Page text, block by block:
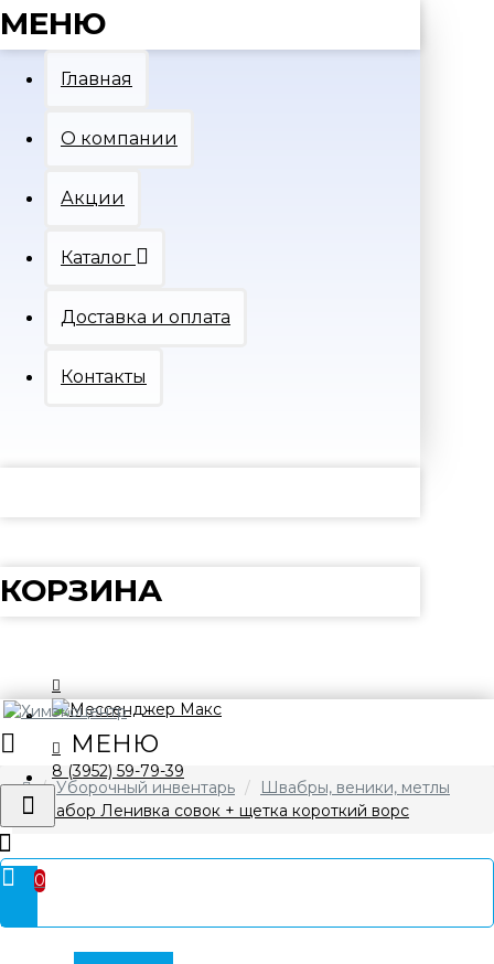
МЕНЮ
Главная
О компании
Акции
Каталог
Доставка и оплата
Контакты
КОРЗИНА
8 (3952) 59-79-39
0
Уборочный инвентарь
Швабры, веники, метлы
Набор Ленивка совок + щетка короткий ворс